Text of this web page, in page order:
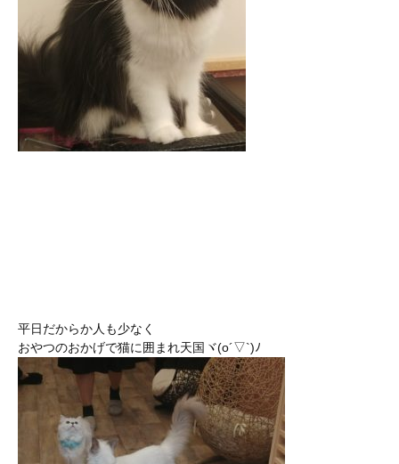
平日だからか人も少なく
おやつのおかげで猫に囲まれ天国ヾ(o´▽`)ﾉ